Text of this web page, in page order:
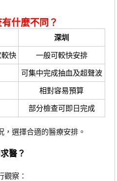
有什麼不同？
深圳
快 一般可較快安排
可集中完成抽血及超聲波
相對容易預算
部分檢查可即日完成
選擇合適的醫療安排。
醫？
察：